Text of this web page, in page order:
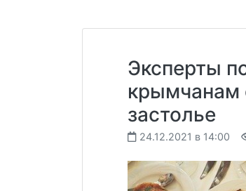
Эксперты
крымчанам
застолье
24.12.2021 в 14:00